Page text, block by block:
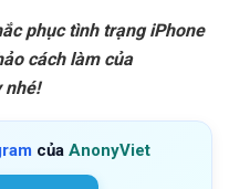
phục tình trạng iPhone
cách làm của
nhé!
của AnonyViet